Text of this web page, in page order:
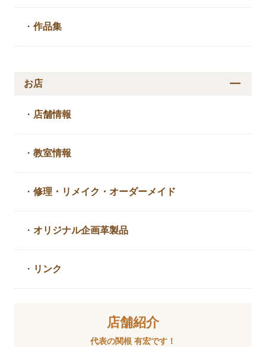
・作品集
お店
・ 店舗情報
・教室情報
・修理・リメイク・ オーダーメイド
・ オリジナル企画革製品
・ リンク
店舗紹介
代表の関根 有宏です！